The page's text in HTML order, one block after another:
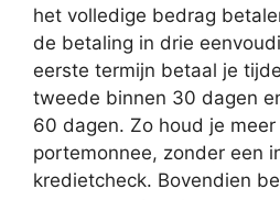
het volledige bedrag
de betaling in drie
eerste termijn betaal je
tweede binnen 30 dagen
60 dagen. Zo houd je
portemonnee, zonder een
kredietcheck. Bovendien